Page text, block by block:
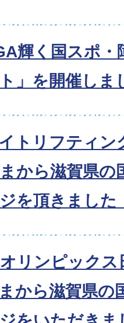
輝く国スポ
」を開催しま
トリフティン
から滋賀県の
を頂きました
リンピックス
から滋賀県の